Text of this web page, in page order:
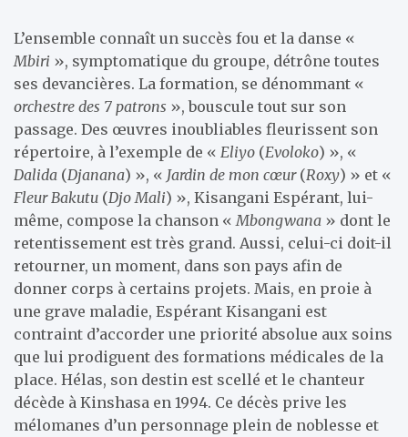
L’ensemble connaît un succès fou et la danse «
Mbiri », symptomatique du groupe, détrône toutes
ses devancières. La formation, se dénommant «
orchestre des 7 patrons », bouscule tout sur son
passage. Des œuvres inoubliables fleurissent son
répertoire, à l’exemple de « Eliyo (Evoloko) », «
Dalida (Djanana) », « Jardin de mon cœur(Roxy) » et «
Fleur Bakutu (Djo Mali) », Kisangani Espérant, lui-
même, compose la chanson « Mbongwana » dont le
retentissement est très grand. Aussi, celui-ci doit-il
retourner, un moment, dans son pays afin de
donner corps à certains projets. Mais, en proie à
une grave maladie, Espérant Kisangani est
contraint d’accorder une priorité absolue aux soins
que lui prodiguent des formations médicales de la
place. Hélas, son destin est scellé et le chanteur
décède à Kinshasa en 1994. Ce décès prive les
mélomanes d’un personnage plein de noblesse et